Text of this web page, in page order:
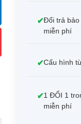
Đổi trả
miễn phí
Cấu hình
1 ĐỔI 1
miễn phí